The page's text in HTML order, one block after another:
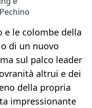
e le colombe della
di un nuovo
sul palco leader
altrui e dei
della propria
impressionante